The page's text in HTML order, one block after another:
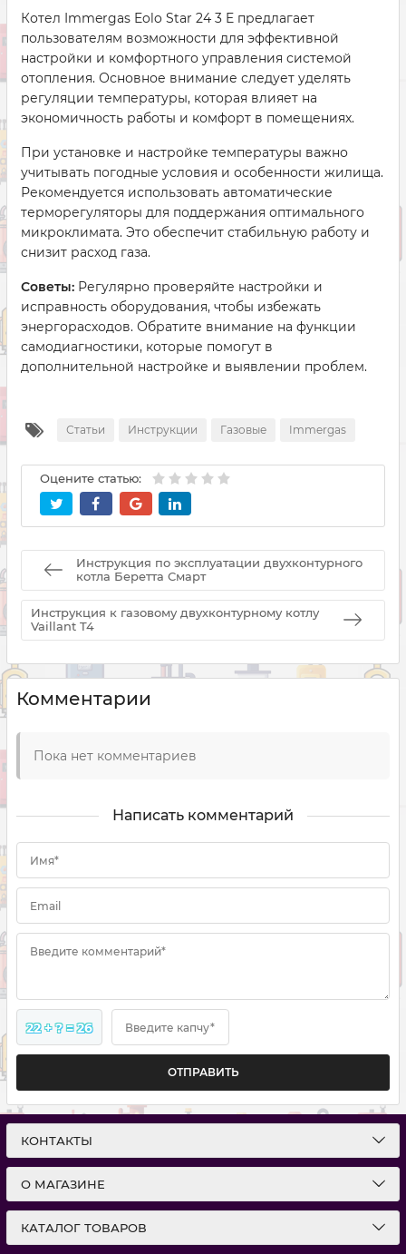
Котел Immergas Eolo Star 24 3 E предлагает
пользователям возможности для эффективной
настройки и комфортного управления системой
отопления. Основное внимание следует уделять
регуляции температуры, которая влияет на
экономичность работы и комфорт в помещениях.
При установке и настройке температуры важно
учитывать погодные условия и особенности жилища.
Рекомендуется использовать автоматические
терморегуляторы для поддержания оптимального
микроклимата. Это обеспечит стабильную работу и
снизит расход газа.
Советы: Регулярно проверяйте настройки и
исправность оборудования, чтобы избежать
энергорасходов. Обратите внимание на функции
самодиагностики, которые помогут в
дополнительной настройке и выявлении проблем.
Статьи Инструкции Газовые Immergas
Оцените статью:
Инструкция по эксплуатации двухконтурного
котла Беретта Смарт
Инструкция к газовому двухконтурному котлу
Vaillant T4
Комментарии
Пока нет комментариев
Написать комментарий
Имя*
Email
Введите комментарий*
22 + ? = 26 Введите капчу*
ОТПРАВИТЬ
КОНТАКТЫ
О МАГАЗИНЕ
КАТАЛОГ ТОВАРОВ